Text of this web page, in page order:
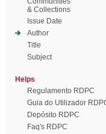
& Collections
Issue Date
Author
Title
Subject
Helps
Regulamento RDPC
Guia do Utilizador
Depósito RDPC
Faq's RDPC